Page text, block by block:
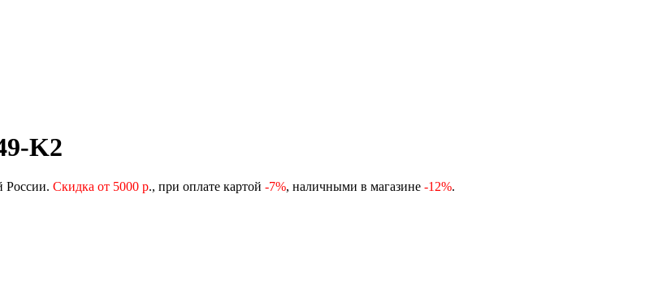
K2
России. Скидка от 5000 р., при оплате картой -7%, наличными в магазине -12%.